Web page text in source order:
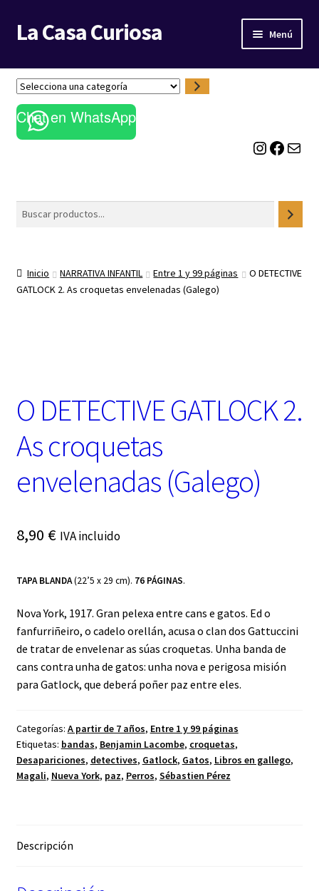
Ir
a
navegación
Ir
al
La Casa Curiosa Menú
LIBRERÍA
BLOG
S
e
l
e
a
c
a
Chat en WhatsApp
Instagram Facebook Correo electrónico
Buscar
Inicio NARRATIVA INFANTIL Entre 1 y 99 páginas
O DETECTIVE
GATLOCK 2. As croquetas envelenadas (Galego)
O DETECTIVE GATLOCK 2.
As croquetas
envelenadas (Galego)
8,90 € IVA incluido
TAPA BLANDA(22’5 x 29 cm). 76 PÁGINAS.
Nova York, 1917. Gran pelexa entre cans e gatos. Ed o
fanfurriñeiro, o cadelo orellán, acusa o clan dos Gattuccini
de tratar de envelenar as súas croquetas. Unha banda de
cans contra unha de gatos: unha nova e perigosa misión
para Gatlock, que deberá poñer paz entre eles.
Categorías: A partir de 7 años, Entre 1 y 99 páginas
Etiquetas: bandas, Benjamin Lacombe, croquetas,
Desapariciones, detectives, Gatlock, Gatos, Libros en gallego,
Magali, Nueva York, paz, Perros, Sébastien Pérez
Descripción